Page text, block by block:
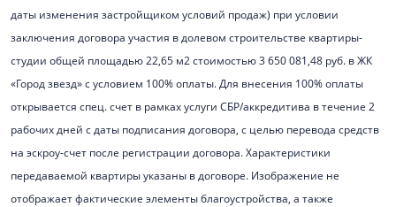
даты изменения застройщиком условий продаж) при условии
заключения договора участия в долевом строительстве квартиры-
студии общей площадью 22,65 м2 стоимостью 3 650 081,48 руб. в ЖК
«Город звезд» с условием 100% оплаты. Для внесения 100% оплаты
открывается спец. счет в рамках услуги СБР/аккредитива в течение 2
рабочих дней с даты подписания договора, с целью перевода средств
на эскроу-счет после регистрации договора. Характеристики
передаваемой квартиры указаны в договоре. Изображение не
отображает фактические элементы благоустройства, а также